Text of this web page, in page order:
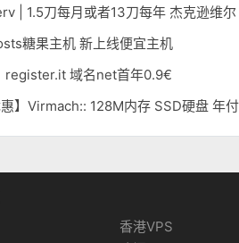
| 1.5刀每月或者13刀每年 杰克逊维尔
糖果主机 新上线便宜主机
register.it 域名net首年0.9€
惠】Virmach:: 128M内存 SSD硬盘 年
香港VPS